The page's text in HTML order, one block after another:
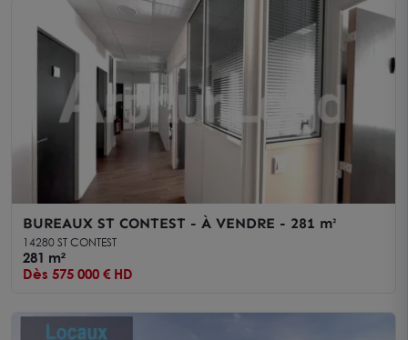
BUREAUX ST CONTEST - À VENDRE - 281 m²
14280 ST CONTEST
281 m²
Dès 575 000 € HD